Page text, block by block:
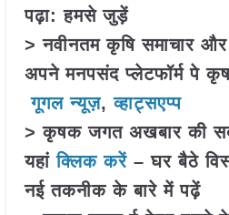
पढ़ा: हमसे जुड़ें
> नवीनतम कृषि समाचार
अपने मनपसंद प्लेटफॉर्म पे
गूगल न्यूज़,व्हाट्सएप्प
> कृषक जगत अखबार की
यहांक्लिक करें– घर बैठे
नई तकनीक के बारे में पढ़ें